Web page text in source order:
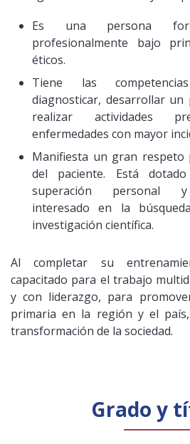
Es una persona
profesionalmente bajo
éticos.
Tiene las
diagnosticar, desarrollar
realizar actividades
enfermedades con mayor
Manifiesta un gran respeto
del paciente. Está
superación personal y
interesado en la
investigación científica.
Al completar su
capacitado para el trabajo
y con liderazgo, para
primaria en la región y el
transformación de la sociedad.
Grado y